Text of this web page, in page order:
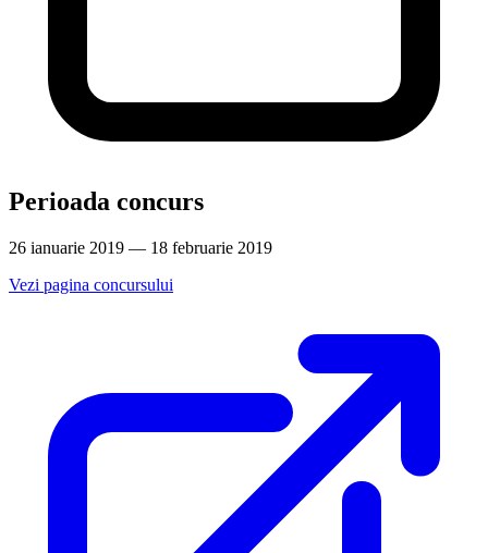
Perioada concurs
26 ianuarie 2019 — 18 februarie 2019
Vezi pagina concursului